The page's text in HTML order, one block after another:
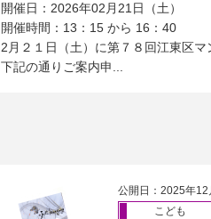
開催日：2026年02月21日（土）
開催時間：13：15 から 16：40
2月２１日（土）に第７８回江東区
下記の通りご案内申...
公開日：2025年12
こども